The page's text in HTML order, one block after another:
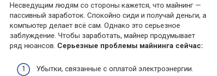
Несведущим людям со стороны кажется, что майнинг —
пассивный заработок. Спокойно сиди и получай деньги, а
компьютер делает всё сам. Однако это серьезное
заблуждение. Чтобы заработать, майнер продумывает
ряд нюансов. Серьезные проблемы майнинга сейчас:
Убытки, связанные с оплатой электроэнергии.